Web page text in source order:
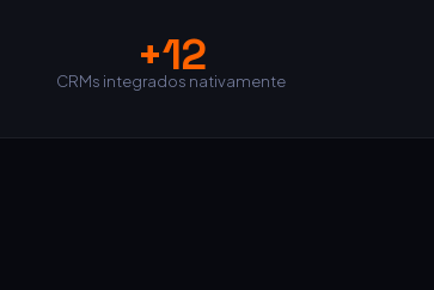
+12
CRMs integrados nativamente